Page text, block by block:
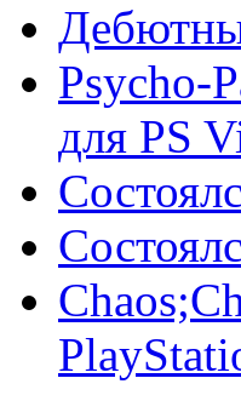
Psycho-
для PS